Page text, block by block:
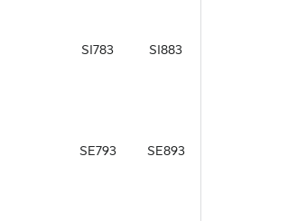
SI783 SI883
SE793 SE893